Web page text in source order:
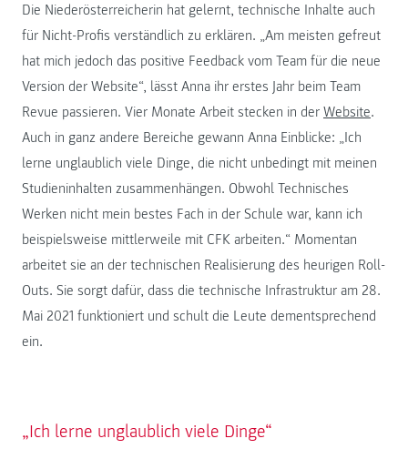
Die Niederösterreicherin hat gelernt, technische Inhalte auch
für Nicht-Profis verständlich zu erklären. „Am meisten gefreut
hat mich jedoch das positive Feedback vom Team für die neue
Version der Website“, lässt Anna ihr erstes Jahr beim Team
Revue passieren. Vier Monate Arbeit stecken in der Website.
Auch in ganz andere Bereiche gewann Anna Einblicke: „Ich
lerne unglaublich viele Dinge, die nicht unbedingt mit meinen
Studieninhalten zusammenhängen. Obwohl Technisches
Werken nicht mein bestes Fach in der Schule war, kann ich
beispielsweise mittlerweile mit CFK arbeiten.“ Momentan
arbeitet sie an der technischen Realisierung des heurigen Roll-
Outs. Sie sorgt dafür, dass die technische Infrastruktur am 28.
Mai 2021 funktioniert und schult die Leute dementsprechend
ein.
„Ich lerne unglaublich viele Dinge“